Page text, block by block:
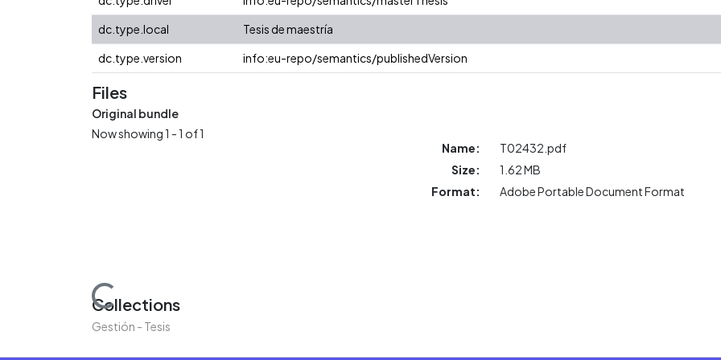
dc.type.local
Tesis de maestría
dc.type.version
info:eu-repo/semantics/publishedVersion
Files
Original bundle
Now showing1 - 1 of 1
Loading...
Name:
T02432.pdf
Size:
1.62 MB
Format:
Adobe Portable Document Format
Collections
Gestión - Tesis